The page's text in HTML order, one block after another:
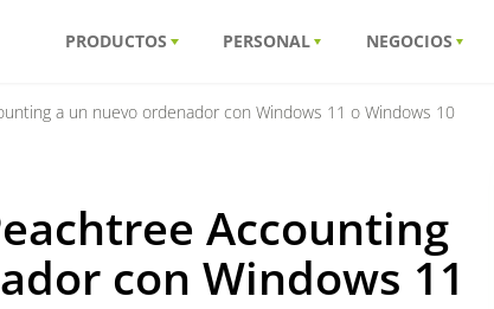
PRODUCTOS PERSONAL NEGOCIOS
a un nuevo ordenador con Windows 11 o Windows 10
Accounting
con Windows 11